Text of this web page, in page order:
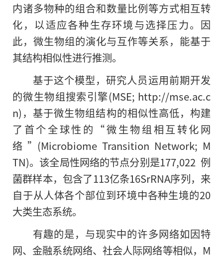
内诸多物种的组合和数量比例等方式相互转
化，以适应各种生存环境与选择压力。因
此，微生物组的演化与互作等关系，能基于
其结构相似性进行推测。
基于这个模型，研究人员运用前期开发
的微生物组搜索引擎(MSE; http://mse.ac.c
n)，基于微生物组结构的相似性高低，构建
了首个全球性的“微生物组相互转化网
络”(Microbiome Transition Network; M
TN)。该全局性网络的节点分别是177,022 例
菌群样本，包含了113亿条16SrRNA序列，来
自于从人体各个部位到环境中各种生境的20
大类生态系统。
有趣的是，与现实中的许多网络如因特
网、金融系统网络、社会人际网络等相似，M